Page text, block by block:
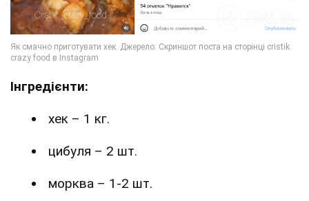
Інгредієнти:
хек – 1 кг.
цибуля – 2 шт.
морква – 1-2 шт.